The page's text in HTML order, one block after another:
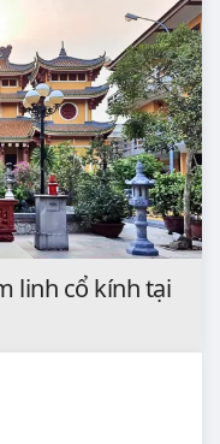
linh cổ kính tại